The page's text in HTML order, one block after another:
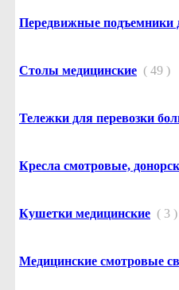
Передвижные подъемники
Столы медицинские ( 49 )
Тележки для перевозки
Кресла смотровые,
Кушетки медицинские ( 3 )
Медицинские смотровые